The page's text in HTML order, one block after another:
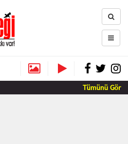
Tümünü Gör